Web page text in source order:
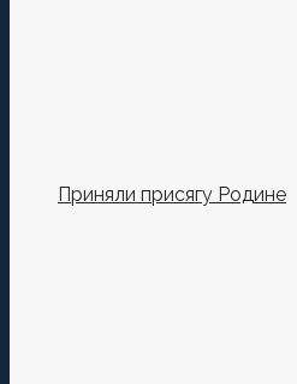
Приняли присягу Родине